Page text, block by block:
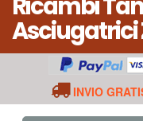
Ricambi
Asciugatrici
INVIO